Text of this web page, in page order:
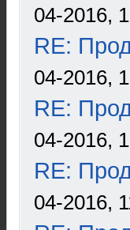
04-2016,
RE:
04-2016,
RE:
04-2016,
RE:
04-2016,